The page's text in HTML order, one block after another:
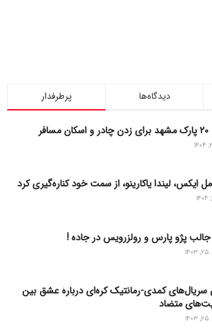
پرطرفدار دیدگاه‌ها
ایکس، لیندا یاکارینو، از سمت خود کناره‌گیری کرد
پژو پارس و رولزرویس در جاده !
سریال‌های کمدی-رمانتیک کره‌ای دربارۀ عشق بین
متضاد